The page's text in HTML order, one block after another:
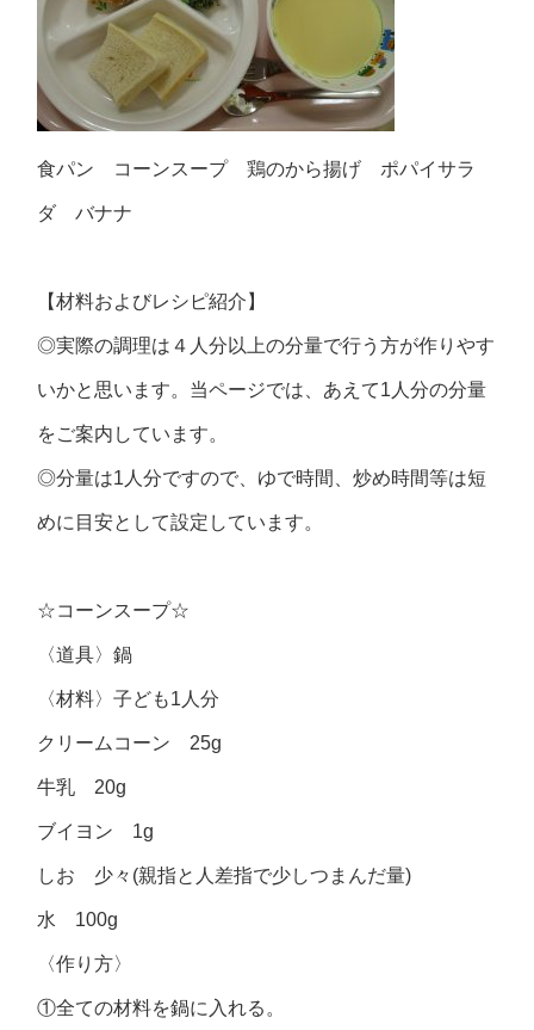
食パン コーンスープ 鶏のから揚げ ポパイサラ
ダ バナナ
【材料およびレシピ紹介】
◎実際の調理は４人分以上の分量で行う方が作りやす
いかと思います。当ページでは、あえて1人分の分量
をご案内しています。
◎分量は1人分ですので、ゆで時間、炒め時間等は短
めに目安として設定しています。
☆コーンスープ☆
〈道具〉鍋
〈材料〉子ども1人分
クリームコーン 25g
牛乳 20g
ブイヨン 1g
しお 少々(親指と人差指で少しつまんだ量)
水 100g
〈作り方〉
①全ての材料を鍋に入れる。